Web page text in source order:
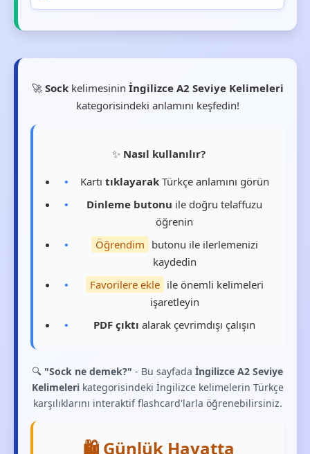
🚀 Sockkelimesinin İngilizce A2 Seviye Kelimeleri
kategorisindeki anlamını keşfedin!
✨ Nasıl kullanılır?
Kartı tıklayarakTürkçe anlamını görün
Dinleme butonu ile doğru telaffuzu
öğrenin
Öğrendim butonu ile ilerlemenizi
kaydedin
Favorilere ekle ile önemli kelimeleri
işaretleyin
PDF çıktı alarak çevrimdışı çalışın
🔍 "Sock ne demek?" - Bu sayfadaİngilizce A2 Seviye
Kelimelerikategorisindeki İngilizce kelimelerin Türkçe
karşılıklarını interaktif flashcard'larla öğrenebilirsiniz.
🛍️ Günlük Hayatta